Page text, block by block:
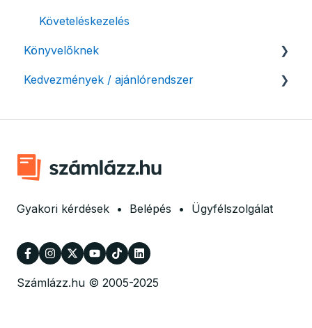
Adózási támogatás egyéni vállalkozásoknak
Követeléskezelés
Könyvelőknek
Listák / adatexport
Könyvelői hozzáférés
Kedvezmények / ajánlórendszer
Ingyenes csomag alapítványoknak
Gyakori kérdések • Belépés • Ügyfélszolgálat
Számlázz.hu © 2005-2025